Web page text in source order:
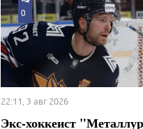
0
22:11, 3 авг 2026
Экс-хоккеист